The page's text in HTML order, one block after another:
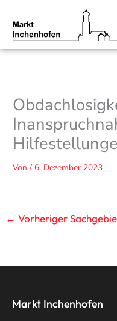
Inhalt
springen
Von/6. Dezember 2023
← Vorheriger
Markt Inchenhofen